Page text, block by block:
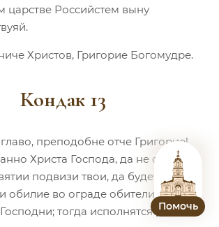
царстве Российстем выну
Христов, Григорие Богомудре.
Кондак 13
преподобне отче Григорие!
Христа Господа, да не оскудеет
подвизи твои, да будет мир в
обилие во ограде обители твоея и
тогда исполнятся радости
Помочь